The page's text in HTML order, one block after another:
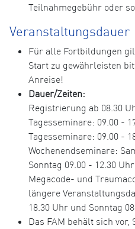
Teilnahmegebühr oder
Veranstaltungsdauer
Für alle Fortbildungen
Start zu gewährleisten
Anreise!
Dauer/Zeiten:
Registrierung ab 08.30
Tagesseminare: 09.00 -
Tagesseminare: 09.00 -
Wochenendseminare:
Sonntag 09.00 - 12.30 Uhr
Megacode- und
längere
18.30 Uhr und Sonntag
Das FAM behält sich